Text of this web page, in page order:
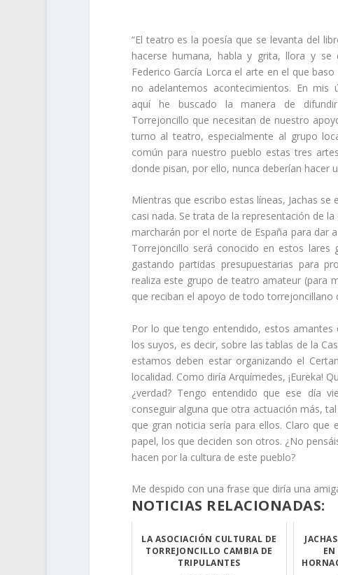
“El teatro es la poesía que se levanta del
hacerse humana, habla y grita, llora y se
Federico García Lorca el arte en el que
no adelantemos acontecimientos. En mis
aquí he buscado la manera de
Torrejoncillo que necesitan de nuestro
turno al teatro, especialmente al grupo
común para nuestro pueblo estas tres
donde pisan, por ello, nunca deberían hacer
Mientras que escribo estas líneas, Jachas
casi nada. Se trata de la representación de
marcharán por el norte de España para dar
Torrejoncillo será conocido en estos lares
gastando partidas presupuestarias para
realiza este grupo de teatro amateur (para
que reciban el apoyo de todo
Por lo que tengo entendido, estos
los suyos, es decir, sobre las tablas de la
estamos deben estar organizando el
localidad. Como diría Arquímedes, ¡Eureka!
¿verdad? Tengo entendido que ese día
conseguir alguna que otra actuación más,
que gran noticia sería para ellos. Claro
papel, los que deciden son otros. ¿No
hacen por la cultura de este pueblo?
Me despido con una frase que diría una
NOTICIAS RELACIONADAS:
LA ASOCIACIÓN CULTURAL DE
TORREJONCILLO CAMBIA DE
TRIPULANTES